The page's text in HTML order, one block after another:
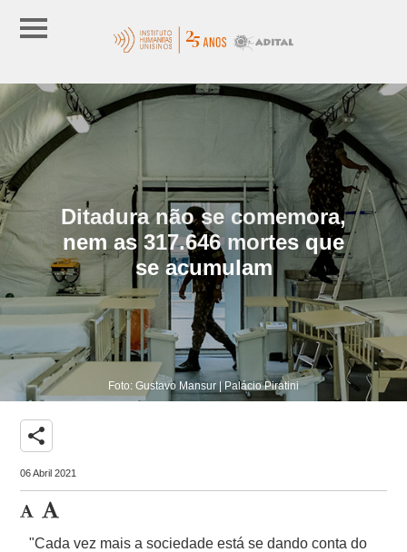
Ditadura não se comemora,
nem as 317.646 mortes que
se acumulam
Foto: Gustavo Mansur | Palácio Piratini
share
06 Abril 2021
"Cada vez mais a sociedade está se dando conta do